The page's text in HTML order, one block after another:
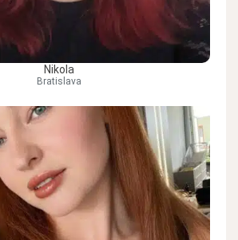
Nikola
Bratislava